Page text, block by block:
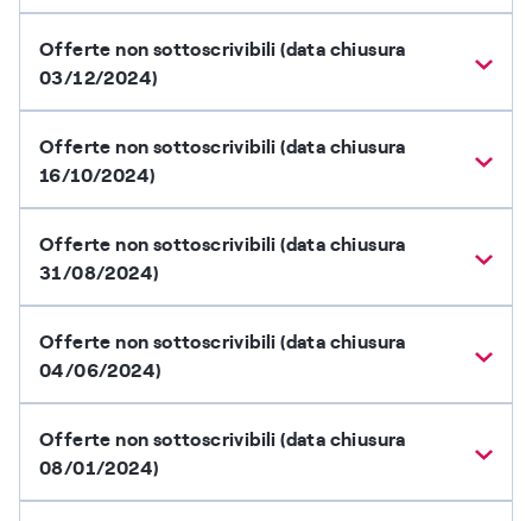
Offerte non sottoscrivibili (data chiusura
03/12/2024)
Offerte non sottoscrivibili (data chiusura
16/10/2024)
Offerte non sottoscrivibili (data chiusura
31/08/2024)
Offerte non sottoscrivibili (data chiusura
04/06/2024)
Offerte non sottoscrivibili (data chiusura
08/01/2024)